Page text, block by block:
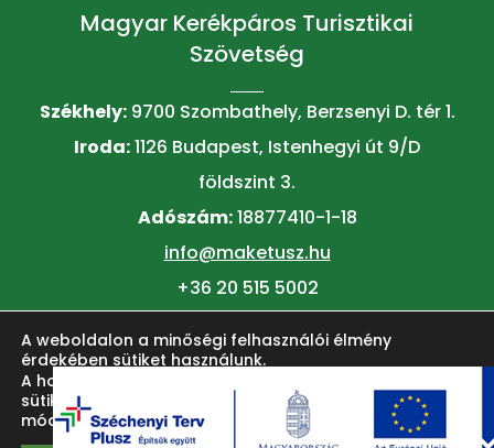
Magyar Kerékpáros Turisztikai
Szövetség
Székhely:9700 Szombathely, Berzsenyi D. tér 1.
Iroda:1126 Budapest, Istenhegyi út 9/D
földszint 3.
Adószám:18877410-1-18
info@maketusz.hu
+36 20 515 5002
© 2026 MAKETUSZ
A weboldalon a minőségi felhasználói élmény
érdekében sütiket használunk.
A honlap felhasználói élményének fokozása érdekében
sütiket alkalmazunk. Ezeket a
beállítások
oldalon lehet
módosítani.